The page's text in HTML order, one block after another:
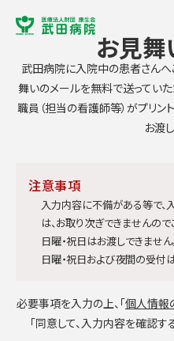
お見舞
武田病院に入院中の患者さんへ
舞いのメールを無料で送ってい
職員（担当の看護師等）がプリン
お渡
注意事項
入力内容に不備がある等で、
は、お取り次ぎできませんので
日曜・祝日はお渡しできません
日曜・祝日および夜間の受付
必要事項を入力の上、「個人情報
「同意して、入力内容を確認す